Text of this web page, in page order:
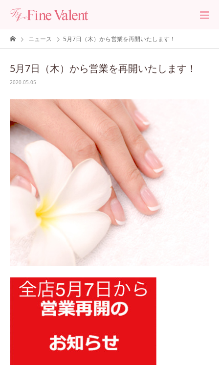
ニュース 5月7日（木）から営業を再開いたします！
5月7日（木）から営業を再開いたします！
2020.05.05